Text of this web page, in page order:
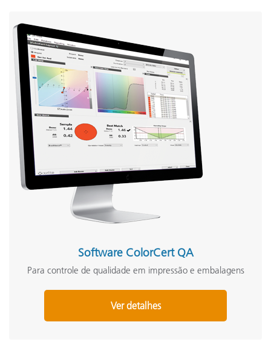
Software ColorCert QA
Para controle de qualidade em impressão e embalagens
Ver detalhes